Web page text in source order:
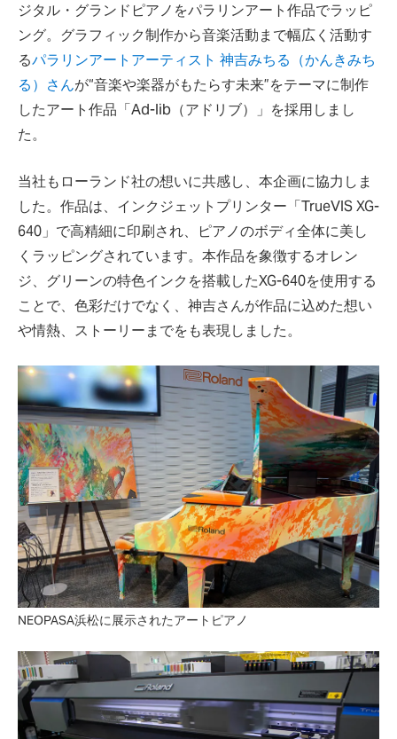
ジタル・グランドピアノをパラリンアート作品でラッピ
ング。グラフィック制作から音楽活動まで幅広く活動す
るパラリンアートアーティスト 神吉みちる（かんきみち
る）さんが“音楽や楽器がもたらす未来”をテーマに制作
したアート作品「Ad-lib（アドリブ）」を採用しまし
た。
当社もローランド社の想いに共感し、本企画に協力しま
した。作品は、インクジェットプリンター「TrueVIS XG-
640」で高精細に印刷され、ピアノのボディ全体に美し
くラッピングされています。本作品を象徴するオレン
ジ、グリーンの特色インクを搭載したXG-640を使用する
ことで、色彩だけでなく、神吉さんが作品に込めた想い
や情熱、ストーリーまでをも表現しました。
NEOPASA浜松に展示されたアートピアノ